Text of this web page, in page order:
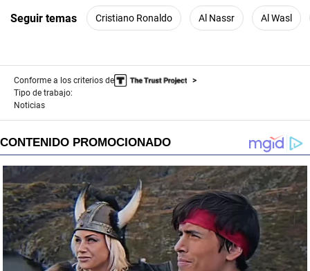
Seguir temas Cristiano Ronaldo Al Nassr Al Wasl
Conforme a los criterios de
Tipo de trabajo:
Noticias